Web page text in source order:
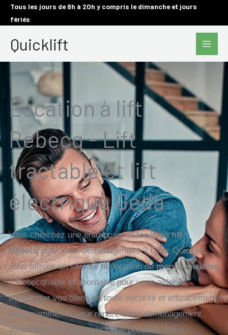
AllerTous les jours de 8h à 20h y compris le dimanche et jours
fériés
Quicklift
Main
Location à lift
Rebecq - Lift
tractable et lift
électrique Geda
Vous cherchez une entreprise delocation lift
Rebecqpour votre déménagement ? Chez Quicklift,
nous offrons un service de location demonte-meubles
à Rebecqfiable et abordable pour vous aider à
transporter vos biens en toute sécurité et efficacement.
Nous sommes là pour rendre votre déménagement
aussi facile et sans stress que possible. Nous